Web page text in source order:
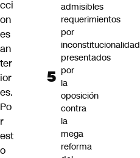
cci
on
es
an
ter
ior
es.
Po
r
est
o
admisibles
requerimientos
por
inconstitucionalidad
presentados
por
la
oposición
contra
la
mega
reforma